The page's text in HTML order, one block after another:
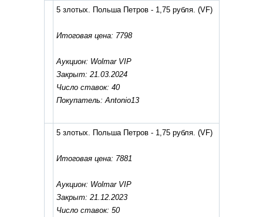
5 злотых. Польша Петров - 1,75 рубля. (VF)
Итоговая цена: 7798
Аукцион: Wolmar VIP
Закрыт: 21.03.2024
Число ставок: 40
Покупатель: Antonio13
5 злотых. Польша Петров - 1,75 рубля. (VF)
Итоговая цена: 7881
Аукцион: Wolmar VIP
Закрыт: 21.12.2023
Число ставок: 50